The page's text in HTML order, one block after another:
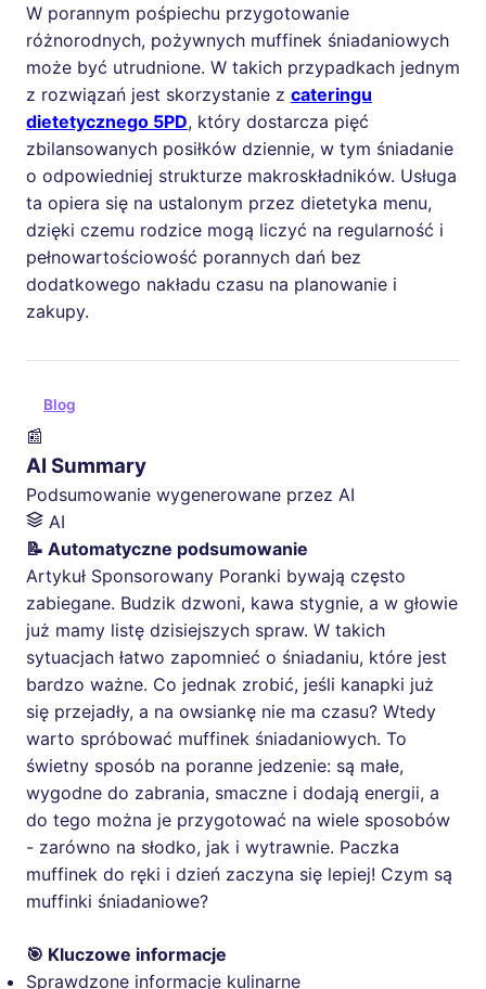
W porannym pośpiechu przygotowanie
różnorodnych, pożywnych muffinek śniadaniowych
może być utrudnione. W takich przypadkach jednym
z rozwiązań jest skorzystanie z cateringu
dietetycznego 5PD, który dostarcza pięć
zbilansowanych posiłków dziennie, w tym śniadanie
o odpowiedniej strukturze makroskładników. Usługa
ta opiera się na ustalonym przez dietetyka menu,
dzięki czemu rodzice mogą liczyć na regularność i
pełnowartościowość porannych dań bez
dodatkowego nakładu czasu na planowanie i
zakupy.
Blog
📰
AI Summary
Podsumowanie wygenerowane przez AI
AI
📝 Automatyczne podsumowanie
Artykuł Sponsorowany Poranki bywają często
zabiegane. Budzik dzwoni, kawa stygnie, a w głowie
już mamy listę dzisiejszych spraw. W takich
sytuacjach łatwo zapomnieć o śniadaniu, które jest
bardzo ważne. Co jednak zrobić, jeśli kanapki już
się przejadły, a na owsiankę nie ma czasu? Wtedy
warto spróbować muffinek śniadaniowych. To
świetny sposób na poranne jedzenie: są małe,
wygodne do zabrania, smaczne i dodają energii, a
do tego można je przygotować na wiele sposobów
- zarówno na słodko, jak i wytrawnie. Paczka
muffinek do ręki i dzień zaczyna się lepiej! Czym są
muffinki śniadaniowe?
🎯 Kluczowe informacje
Sprawdzone informacje kulinarne